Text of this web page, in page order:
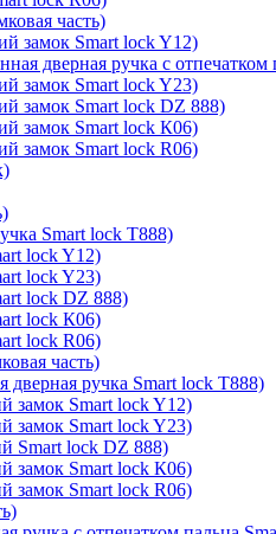
часть)
замок Smart lock Y12)
дверная ручка с
замок Smart lock Y23)
замок Smart lock DZ 888)
замок Smart lock К06)
замок Smart lock R06)
Smart lock T888)
lock Y12)
lock Y23)
lock DZ 888)
lock К06)
lock R06)
часть)
дверная ручка Smart lock T888)
замок Smart lock Y12)
замок Smart lock Y23)
Smart lock DZ 888)
замок Smart lock К06)
замок Smart lock R06)